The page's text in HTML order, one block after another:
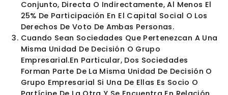
como sujeto relacionado:
Cuando Uno De Ellos Dirija O Controle La
Posea, Directa O Indirectamente, Al Menos El
De Su Capital Social O De Sus Derechos De
Cuando Cinco O Menos Personas Dirijan O
Controlen Ambas Personas, O Posean En Su
Conjunto, Directa O Indirectamente, Al Menos